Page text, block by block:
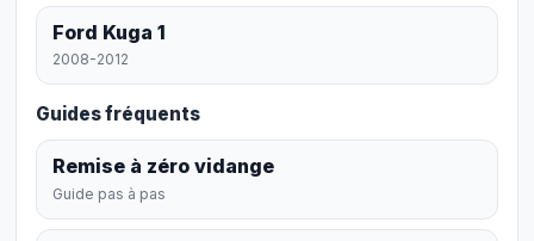
Ford Kuga 1
2008-2012
Guides fréquents
Remise à zéro vidange
Guide pas à pas